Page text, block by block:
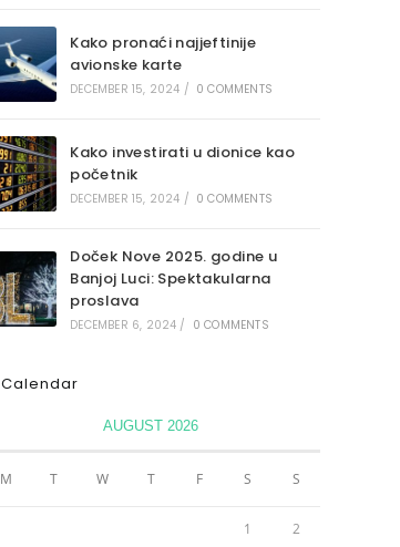
Kako pronaći najjeftinije
avionske karte
DECEMBER 15, 2024 / 0 COMMENTS
Kako investirati u dionice kao
početnik
DECEMBER 15, 2024 / 0 COMMENTS
Doček Nove 2025. godine u
Banjoj Luci: Spektakularna
proslava
DECEMBER 6, 2024 / 0 COMMENTS
Calendar
AUGUST 2026
M T W T F S S
1 2